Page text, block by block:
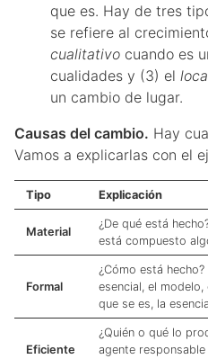
que es. Hay de tres
se refiere al
cualitativo cuando es
cualidades y (3) el
un cambio de lugar.
Causas del cambio. Hay
Vamos a explicarlas con el
Tipo Explicación
Material
¿De qué está
está compuesto
Formal
¿Cómo está
esencial, el
que se es, la
Eficiente
¿Quién o qué lo
agente